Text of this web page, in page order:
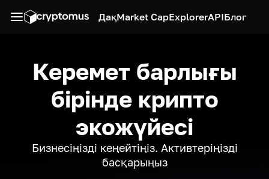
ДақMarket CapExplorerAPIБлог
Керемет барлығы
бірінде крипто
экожүйесі
Бизнесіңізді кеңейтіңіз. Активтеріңізді
басқарыңыз